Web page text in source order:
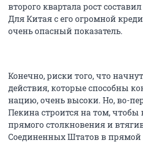
второго квартала рост
Для Китая с его огромной
очень опасный показатель.
Конечно, риски того, что
действия, которые способны
нацию, очень высоки. Но, во-
Пекина строится на том, чтобы
прямого столкновения и
Соединенных Штатов в прямой